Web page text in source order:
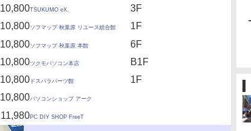
10,800TSUKUMO eX.
3F
10,800ソフマップ 秋葉原 リユース総合館
1F
10,800ソフマップ 秋葉原 本館
6F
10,800ツクモパソコン本店
B1F
10,800 ドスパラパーツ館
1F
10,800パソコンショップ アーク
11,980PC DIY SHOP FreeT